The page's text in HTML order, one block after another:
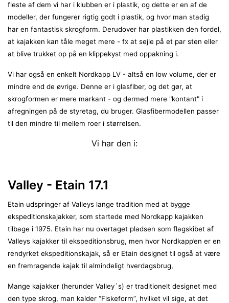
fleste af dem vi har i klubben er i plastik, og dette er en af de
modeller, der fungerer rigtig godt i plastik, og hvor man stadig
har en fantastisk skrogform. Derudover har plastikken den fordel,
at kajakken kan tåle meget mere - fx at sejle på et par sten eller
at blive trukket op på en klippekyst med oppakning i.
Vi har også en enkelt Nordkapp LV - altså en low volume, der er
mindre end de øvrige. Denne er i glasfiber, og det gør, at
skrogformen er mere markant - og dermed mere "kontant" i
afregningen på de styretag, du bruger. Glasfibermodellen passer
til den mindre til mellem roer i størrelsen.
Vi har den i:
Valley - Etain 17.1
Etain udspringer af Valleys lange tradition med at bygge
ekspeditionskajakker, som startede med Nordkapp kajakken
tilbage i 1975. Etain har nu overtaget pladsen som flagskibet af
Valleys kajakker til ekspeditionsbrug, men hvor Nordkapp’en er en
rendyrket ekspeditionskajak, så er Etain designet til også at være
en fremragende kajak til almindeligt hverdagsbrug,
Mange kajakker (herunder Valley´s) er traditionelt designet med
den type skrog, man kalder “Fiskeform”, hvilket vil sige, at det